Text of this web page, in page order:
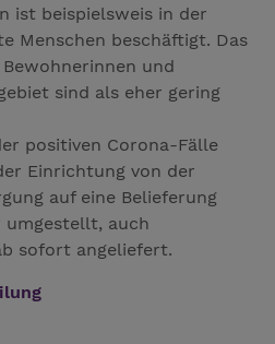
ist beispielsweis in der
Menschen beschäftigt. Das
und
sind als eher gering
positiven Corona-Fälle
Einrichtung von der
auf eine Belieferung
auch
sofort angeliefert.